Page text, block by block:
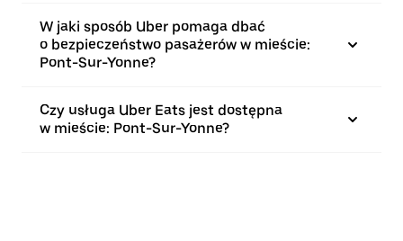
W jaki sposób Uber pomaga dbać
o bezpieczeństwo pasażerów w mieście:
Pont-Sur-Yonne?
Czy usługa Uber Eats jest dostępna
w mieście: Pont-Sur-Yonne?